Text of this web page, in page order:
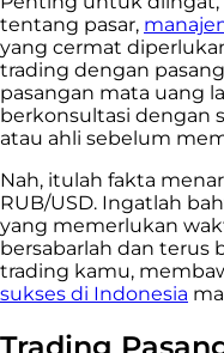
tentang pasar,
yang cermat
trading dengan
pasangan mata uang
berkonsultasi dengan
atau ahli sebelum
Nah, itulah fakta
RUB/USD. Ingatlah
yang memerlukan
bersabarlah dan terus
trading kamu,
sukses di Indonesia